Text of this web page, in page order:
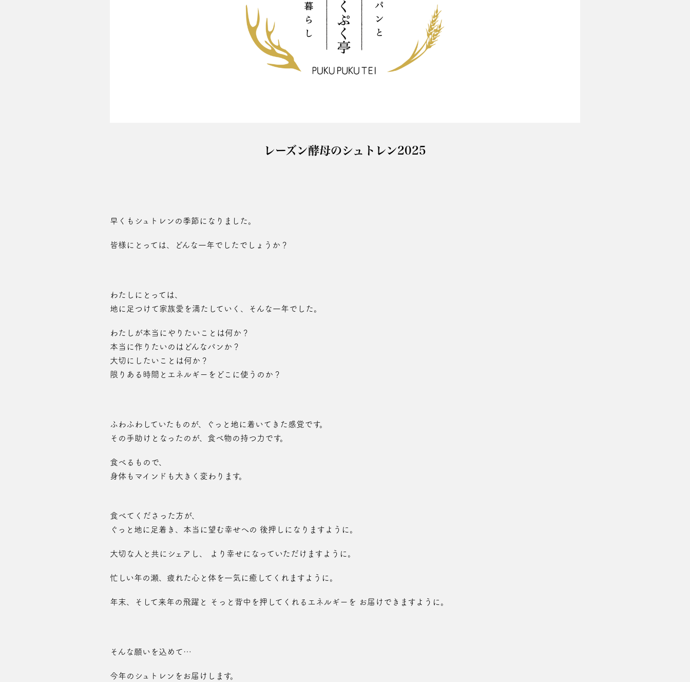
レーズン酵母のシュトレン2025
早くもシュトレンの季節になりました。
皆様にとっては、どんな一年でしたでしょうか？
わたしにとっては、
地に足つけて家族愛を満たしていく、そんな一年でした。
わたしが本当にやりたいことは何か？
本当に作りたいのはどんなパンか？
大切にしたいことは何か？
限りある時間とエネルギーをどこに使うのか？
ふわふわしていたものが、ぐっと地に着いてきた感覚です。
その手助けとなったのが、食べ物の持つ力です。
食べるもので、
身体もマインドも大きく変わります。
食べてくださった方が、
ぐっと地に足着き、本当に望む幸せへの 後押しになりますように。
大切な人と共にシェアし、 より幸せになっていただけますように。
忙しい年の瀬、疲れた心と体を一気に癒してくれますように。
年末、そして来年の飛躍と そっと背中を押してくれるエネルギーを お届けできますように。
そんな願いを込めて…
今年のシュトレンをお届けします。